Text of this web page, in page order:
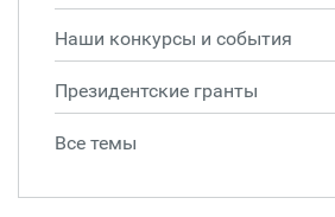
Наши конкурсы и события
Президентские гранты
Все темы